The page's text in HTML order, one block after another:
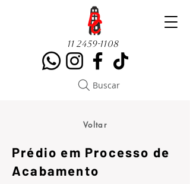
11 2459-1108
Buscar
Voltar
Prédio em Processo de
Acabamento